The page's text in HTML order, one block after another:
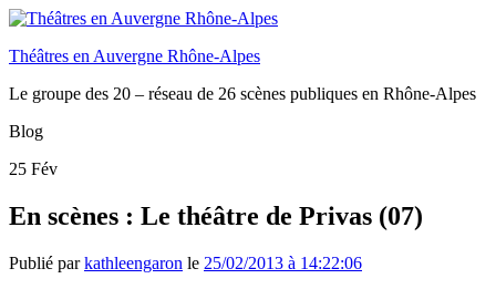
Théâtres en Auvergne Rhône-Alpes
Le groupe des 20 – réseau de 26 scènes publiques en Rhône-Alpes
Blog
25 Fév
En scènes : Le théâtre de Privas (07)
Publié parkathleengaron le 25/02/2013 à 14:22:06